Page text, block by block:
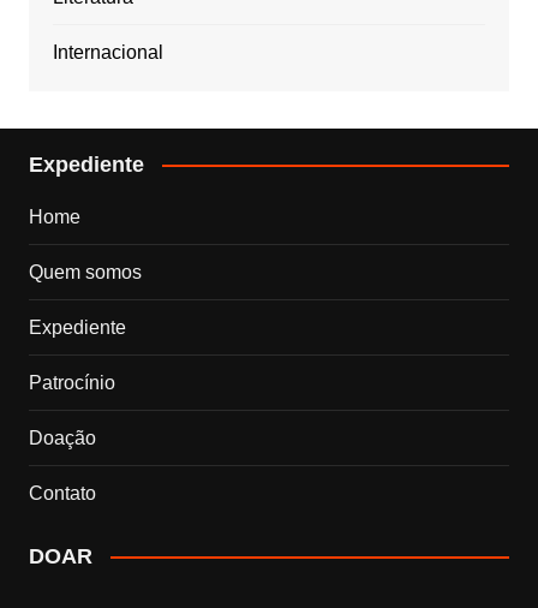
Internacional
Expediente
Home
Quem somos
Expediente
Patrocínio
Doação
Contato
DOAR